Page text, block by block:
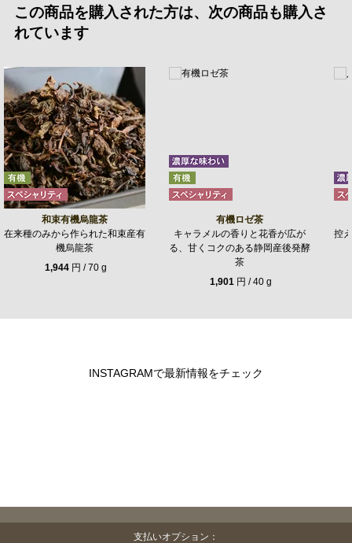
この商品を購入された方は、次の商品も購入さ
れています
和束有機烏龍茶
在来種のみから作られた和束産有
機烏龍茶
1,944円 / 70 g
有機ロゼ茶
キャラメルの香りと花香が広が
る、甘くコクのある静岡産後発酵
茶
1,901 円 / 40 g
控
INSTAGRAMで最新情報をチェック
支払いオプション：